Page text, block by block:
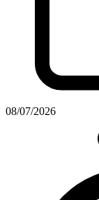
08/07/2026